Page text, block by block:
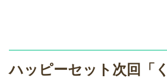
ハッピーセット次回「